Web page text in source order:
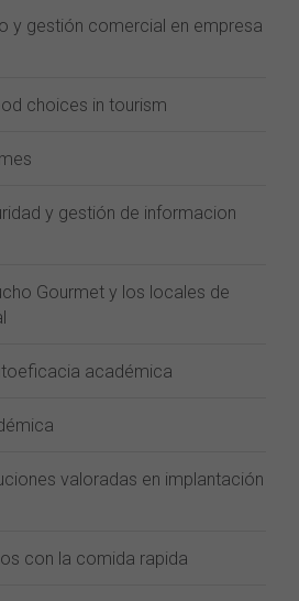
y gestión comercial en empresa
choices in tourism
y gestión de informacion
Gourmet y los locales de
académica
valoradas en implantación
con la comida rapida